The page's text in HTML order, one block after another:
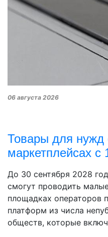
06 августа 2026
Товары для нужд
маркетплейсах с
До 30 сентября 2028
смогут проводить
площадках операторов
платформ из числа
обществ, которые